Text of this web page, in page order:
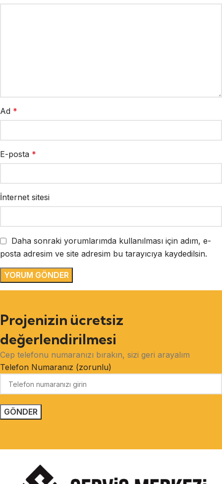
Ad *
E-posta *
İnternet sitesi
Daha sonraki yorumlarımda kullanılması için adım, e-
posta adresim ve site adresim bu tarayıcıya kaydedilsin.
Projenizin ücretsiz
değerlendirilmesi
Cep telefonu numaranızı bırakın, sizi geri arayalım
Telefon Numaranız (zorunlu)